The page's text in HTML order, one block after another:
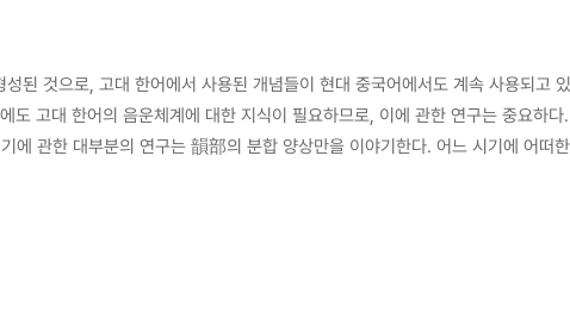
된 것으로, 고대 한어에서 사용된 개념들이 현대 중국어에서도 계속 사용되고
필요하므로, 이에 관한 연구는 중요하다. 上古 漢語와 中古 漢語에 관한 연구는 활발히 진행되고 있다. 그러나 상고 한어에서 중
에 관한 대부분의 연구는 韻部의 분합 양상만을 이야기한다. 어느 시기에 어
어 시기까지 어느 시기에 어떠한 음운변화를 거쳐서 형성되었는지를 밝히는 데